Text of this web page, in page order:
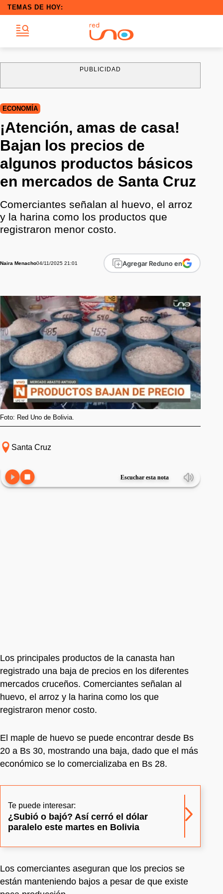
TEMAS DE HOY:
PUBLICIDAD
ECONOMÍA
¡Atención, amas de casa!
Bajan los precios de
algunos productos básicos
en mercados de Santa Cruz
Comerciantes señalan al huevo, el arroz
y la harina como los productos que
registraron menor costo.
Naira Menacho04/11/2025 21:01 Agregar Reduno en
Foto: Red Uno de Bolivia.
Santa Cruz
Escuchar esta nota
Los principales productos de la canasta han
registrado una baja de precios en los diferentes
mercados cruceños. Comerciantes señalan al
huevo, el arroz y la harina como los que
registraron menor costo.
El maple de huevo se puede encontrar desde Bs
20 a Bs 30, mostrando una baja, dado que el más
económico se lo comercializaba en Bs 28.
Te puede interesar:
¿Subió o bajó? Así cerró el dólar
paralelo este martes en Bolivia
Los comerciantes aseguran que los precios se
están manteniendo bajos a pesar de que existe